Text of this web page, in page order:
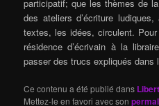
participatif; que les thèmes de
des ateliers d’écriture
textes, les idées, circulent.
résidence d’écrivain à la
passer des trucs expliqués dans
Ce contenu a été publié dans
Mettez-le en favori avec son